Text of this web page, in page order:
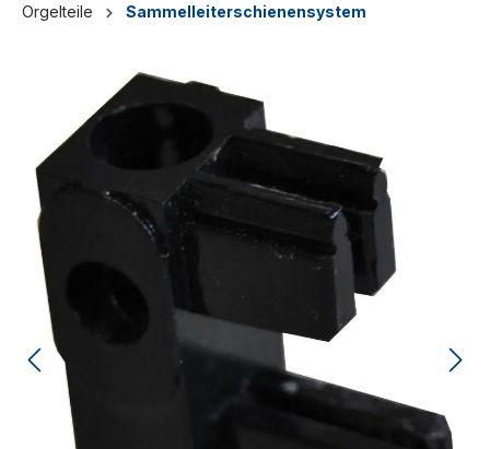
Orgelteile Sammelleiterschienensystem
Bildergalerie überspringen